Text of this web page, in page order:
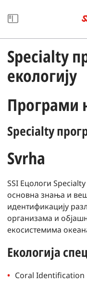
Specialty
екологију
Програми
Specialty
Svrha
SSI Ецологи
основна знања и
идентификацију
организама и
екосистемима
Екологија
Coral Identification